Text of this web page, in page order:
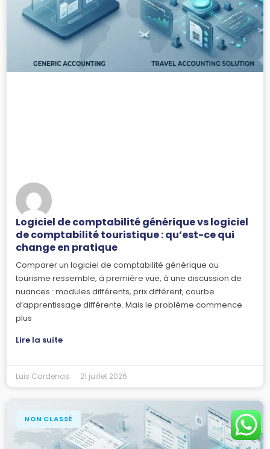
Logiciel de comptabilité générique vs logiciel
de comptabilité touristique : qu’est-ce qui
change en pratique
Comparer un logiciel de comptabilité générique au
tourisme ressemble, à première vue, à une discussion de
nuances : modules différents, prix différent, courbe
d’apprentissage différente. Mais le problème commence
plus
Lire la suite
Luis Cardenas 21 juillet 2026
NON CLASSÉ